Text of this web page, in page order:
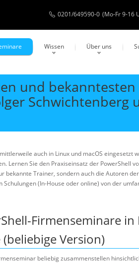
0201/649590-0 (Mo-Fr 9-16
Wissen Über uns
und bekanntesten
Schwichtenberg
auch in Linux und macOS eingesetzt
Lernen Sie den Praxiseinsatz der PowerShell
bekannte Trainer, sondern auch die Autoren
(In-House oder online) von der
Firmenseminare in
Version)
beliebig zusammenstellen